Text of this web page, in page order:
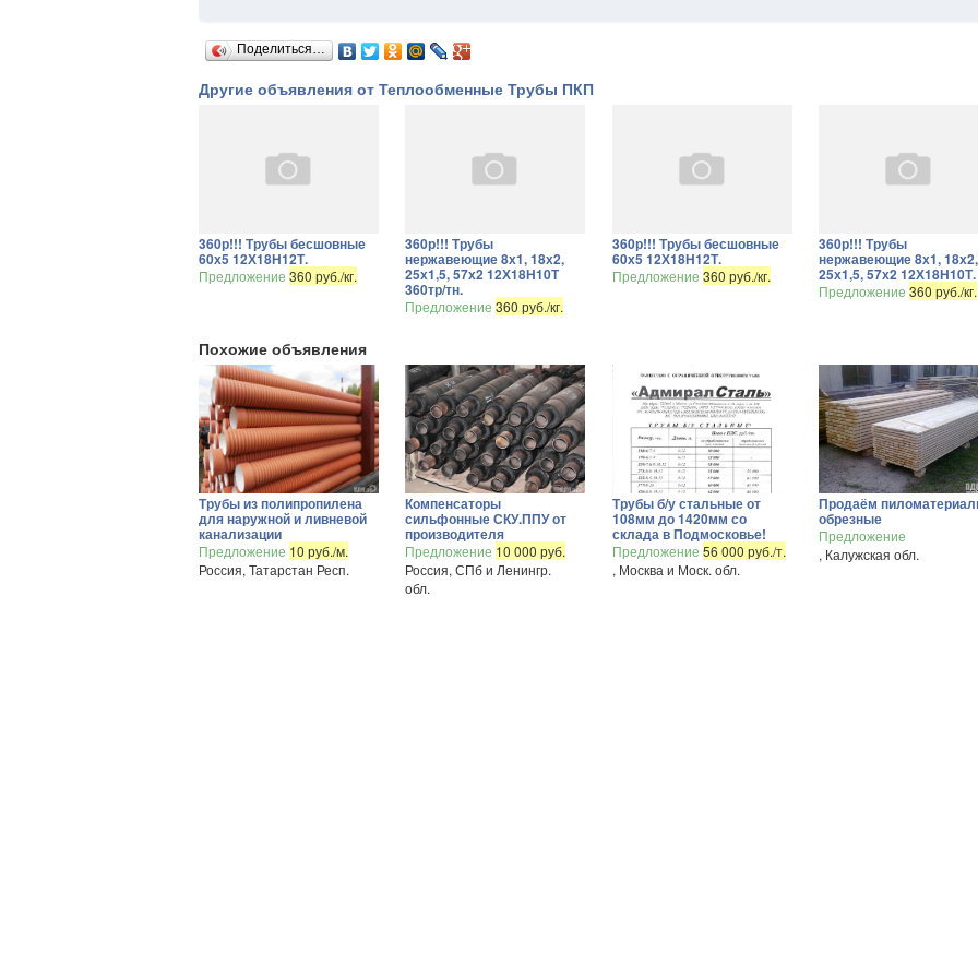
Поделиться…
Другие объявления от Теплообменные Трубы ПКП
360р!!! Трубы бесшовные
60х5 12Х18Н12Т.
Предложение 360 руб./кг.
360р!!! Трубы
нержавеющие 8х1, 18х2,
25х1,5, 57х2 12Х18Н10Т
360тр/тн.
Предложение360 руб./кг.
360р!!! Трубы бесшовные
60х5 12Х18Н12Т.
Предложение 360 руб./кг.
360р!!! Трубы
нержавеющие 8х1, 18х2,
25х1,5, 57х2 12Х18Н10Т.
Предложение360 руб./кг.
Похожие объявления
Трубы из полипропилена
для наружной и ливневой
канализации
Предложение 10 руб./м.
Россия, Татарстан Респ.
Компенсаторы
сильфонные СКУ.ППУ от
производителя
Предложение 10 000 руб.
Россия, СПб и Ленингр.
обл.
Трубы б/у стальные от
108мм до 1420мм со
склада в Подмосковье!
Предложение 56 000 руб./т.
, Москва и Моск. обл.
Продаём
обрезные
Предложение
, Калужская обл.